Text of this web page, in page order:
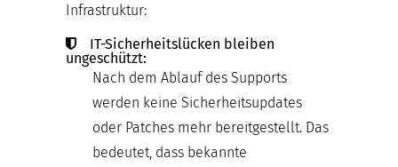
Infrastruktur:
IT-Sicherheitslücken bleiben
ungeschützt:
Nach dem Ablauf des Supports
werden keine Sicherheitsupdates
oder Patches mehr bereitgestellt. Das
bedeutet, dass bekannte